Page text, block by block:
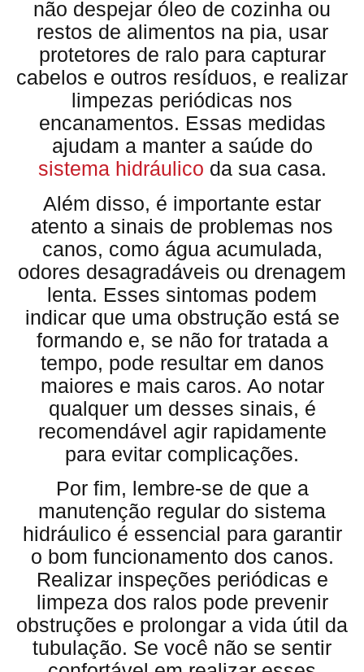
não despejar óleo de cozinha ou
restos de alimentos na pia, usar
protetores de ralo para capturar
cabelos e outros resíduos, e realizar
limpezas periódicas nos
encanamentos. Essas medidas
ajudam a manter a saúde do
sistema hidráulico da sua casa.
Além disso, é importante estar
atento a sinais de problemas nos
canos, como água acumulada,
odores desagradáveis ou drenagem
lenta. Esses sintomas podem
indicar que uma obstrução está se
formando e, se não for tratada a
tempo, pode resultar em danos
maiores e mais caros. Ao notar
qualquer um desses sinais, é
recomendável agir rapidamente
para evitar complicações.
Por fim, lembre-se de que a
manutenção regular do sistema
hidráulico é essencial para garantir
o bom funcionamento dos canos.
Realizar inspeções periódicas e
limpeza dos ralos pode prevenir
obstruções e prolongar a vida útil da
tubulação. Se você não se sentir